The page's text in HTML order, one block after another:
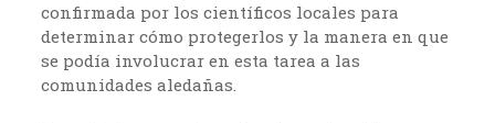
confirmada por los científicos locales para
determinar cómo protegerlos y la manera en que
se podía involucrar en esta tarea a las
comunidades aledañas.